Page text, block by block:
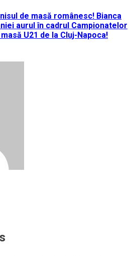
de masă românesc! Bianca
aurul în cadrul Campionatelor
U21 de la Cluj-Napoca!